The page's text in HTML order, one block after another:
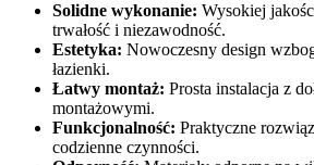
Solidne wykonanie: Wysokiej
trwałość i niezawodność.
Estetyka: Nowoczesny design
łazienki.
Łatwy montaż: Prosta instalacja z
montażowymi.
Funkcjonalność: Praktyczne
codzienne czynności.